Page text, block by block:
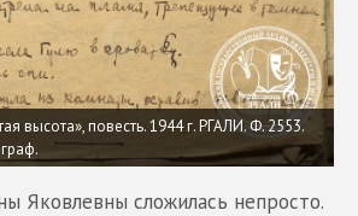
высота», повесть. 1944 г. РГАЛИ. Ф. 2553.
Яковлевны сложилась непросто.